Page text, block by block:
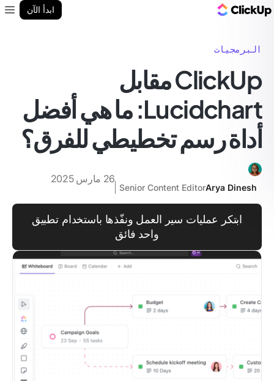
ابدأ الآن
البرمجيات
ClickUp مقابل
Lucidchart: ما هي أفضل
أداة رسم تخطيطي للفرق؟
Arya Dinesh
Senior Content Editor
26 مارس 2025
ابتكر عمليات سير العمل ونفّذها باستخدام تطبيق
واحد فائق